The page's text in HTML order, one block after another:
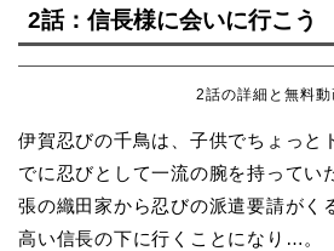
2話：信長様に会いに行こう
2話の詳細と無料動
伊賀忍びの千鳥は、子供でちょっと
でに忍びとして一流の腕を持ってい
張の織田家から忍びの派遣要請がく
高い信長の下に行くことになり…。